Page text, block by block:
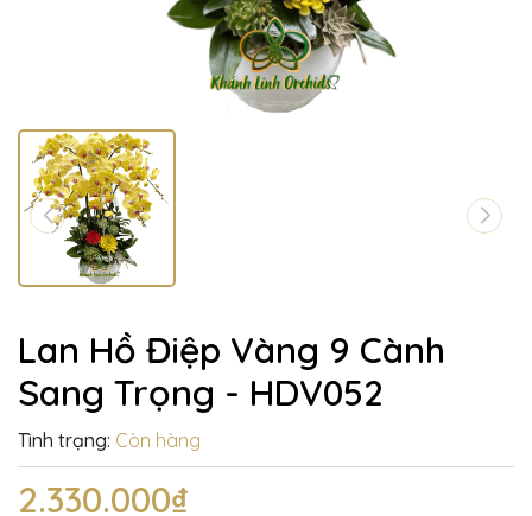
Lan Hồ Điệp Vàng 9 Cành
Sang Trọng - HDV052
Tình trạng: Còn hàng
2.330.000₫